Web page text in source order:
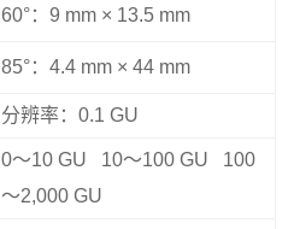
60°：9 mm × 13.5 mm
85°：4.4 mm × 44 mm
分辨率：0.1 GU
0〜10 GU 10〜100 GU 100
〜2,000 GU